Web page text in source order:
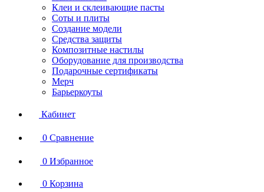
Клеи и склеивающие пасты
Соты и плиты
Создание модели
Средства защиты
Композитные настилы
Оборудование для производства
Подарочные сертификаты
Мерч
Барьеркоуты
Кабинет
0 Сравнение
0 Избранное
0 Корзина